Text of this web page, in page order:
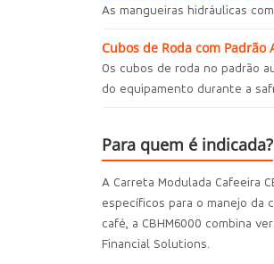
As mangueiras hidráulicas
Cubos de Roda com Padrão
Os cubos de roda no padrão
do equipamento durante a
Para quem é indicada?
A Carreta Modulada Cafeeira
específicos para o manejo da
café, a CBHM6000 combina
Financial Solutions.